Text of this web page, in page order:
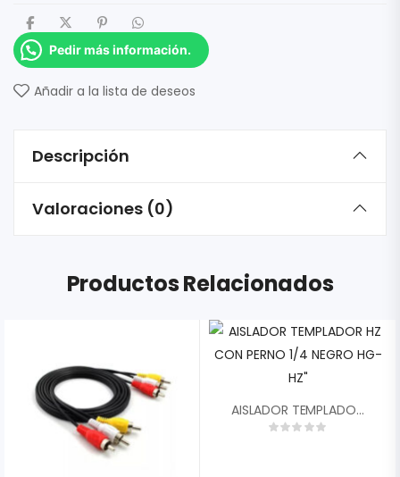
Pedir más información.
Añadir a la lista de deseos
Descripción
Valoraciones (0)
Productos Relacionados
AISLADOR TEMPLADOR HZ CON PERNO 1/4 NEGRO HG-HZ»